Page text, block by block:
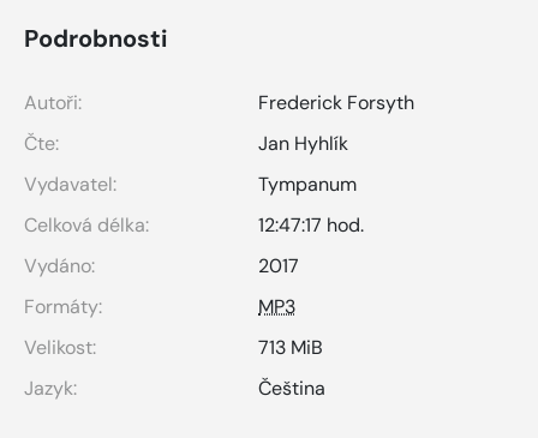
Podrobnosti
Autoři:
Frederick Forsyth
Čte:
Jan Hyhlík
Vydavatel:
Tympanum
Celková délka:
12:47:17 hod.
Vydáno:
2017
Formáty:
MP3
Velikost:
713 MiB
Jazyk:
Čeština